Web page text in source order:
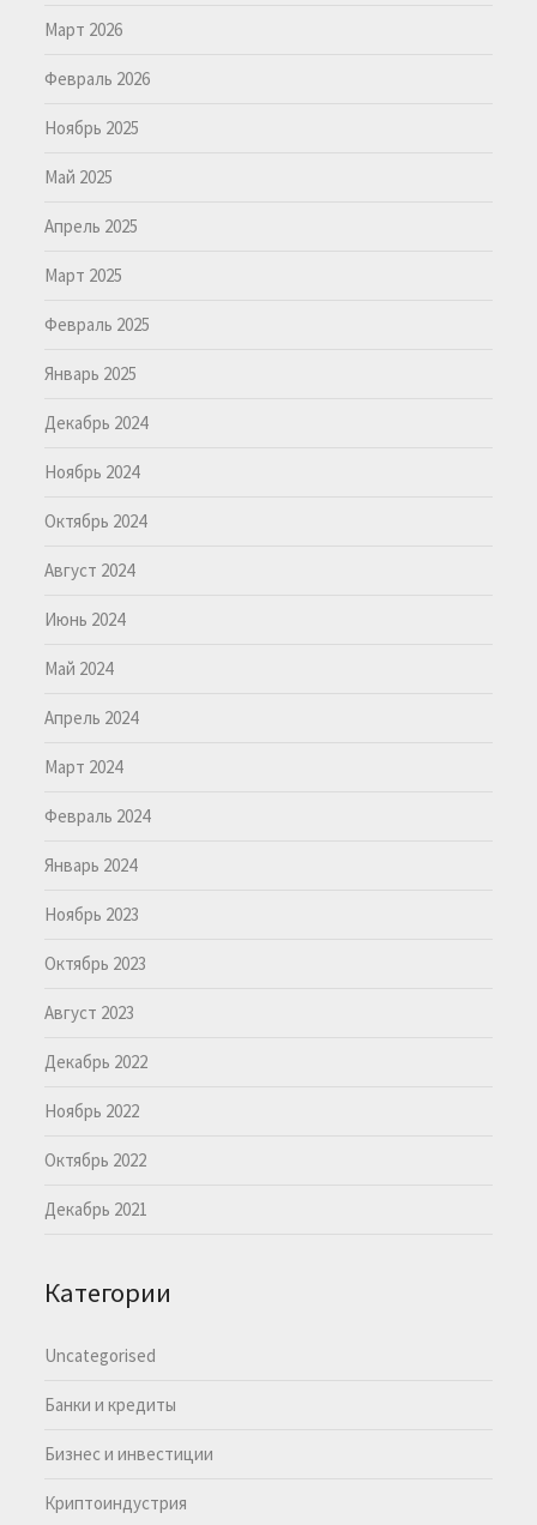
Март 2026
Февраль 2026
Ноябрь 2025
Май 2025
Апрель 2025
Март 2025
Февраль 2025
Январь 2025
Декабрь 2024
Ноябрь 2024
Октябрь 2024
Август 2024
Июнь 2024
Май 2024
Апрель 2024
Март 2024
Февраль 2024
Январь 2024
Ноябрь 2023
Октябрь 2023
Август 2023
Декабрь 2022
Ноябрь 2022
Октябрь 2022
Декабрь 2021
Категории
Uncategorised
Банки и кредиты
Бизнес и инвестиции
Криптоиндустрия